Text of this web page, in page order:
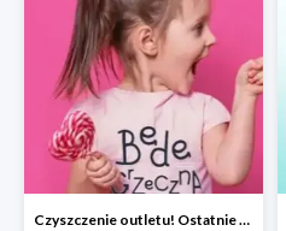
Czyszczenie outletu! Ostatnie sztuki do -80%